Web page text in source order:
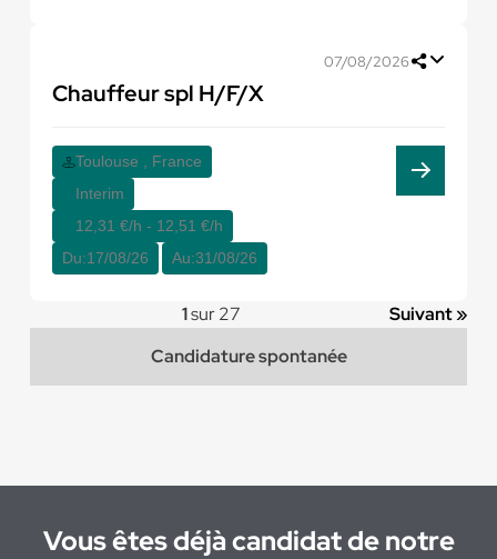
07/08/2026
Chauffeur spl H/F/X
Toulouse , France
Interim
12,31 €/h - 12,51 €/h
Du:17/08/26 Au:31/08/26
1sur 27
Suivant »
Candidature spontanée
Vous êtes déjà candidat de notre